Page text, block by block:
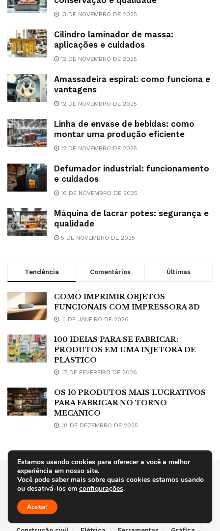
13 DE NOVEMBRO DE 2025
Cilindro laminador de massa:
aplicações e cuidados
12 DE NOVEMBRO DE 2025
Amassadeira espiral: como funciona e
vantagens
12 DE NOVEMBRO DE 2025
Linha de envase de bebidas: como
montar uma produção eficiente
12 DE NOVEMBRO DE 2025
Defumador industrial: funcionamento
e cuidados
16 DE NOVEMBRO DE 2025
Máquina de lacrar potes: segurança e
qualidade
5 DE NOVEMBRO DE 2025
Tendência Comentários Últimas
COMO IMPRIMIR OBJETOS
FUNCIONAIS COM IMPRESSORA 3D
11 DE JANEIRO DE 2026
100 IDEIAS PARA SE FABRICAR:
PRODUTOS EM UMA INJETORA DE
PLÁSTICO
17 DE FEVEREIRO DE 2026
OS 10 PRODUTOS MAIS LUCRATIVOS
PARA FABRICAR NO TORNO
MECÂNICO
18 DE DEZEMBRO DE 2025
Home Metal e mecânica Plástico
Negócios
Transporte e movimentação
Estamos usando cookies para oferecer a você a melhor
experiência em nosso site.
Você pode saber mais sobre quais cookies estamos usando
ou desativá-los em configurações.
Aceitar!